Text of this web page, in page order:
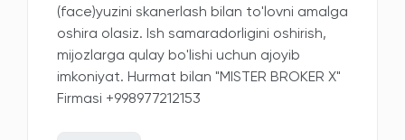
(face)yuzini skanerlash bilan to'lovni amalga
oshira olasiz. Ish samaradorligini oshirish,
mijozlarga qulay bo'lishi uchun ajoyib
imkoniyat. Hurmat bilan "MISTER BROKER X"
Firmasi +998977212153